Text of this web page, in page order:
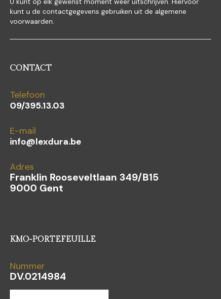
kunt u de contactgegevens gebruiken uit de algemene
voorwaarden.
CONTACT
Telefoon
09/395.13.03
E-mail
info@lexdura.be
Adres
Franklin Rooseveltlaan 349/B15
9000 Gent
KMO-PORTEFEUILLE
Nummer
DV.0214984